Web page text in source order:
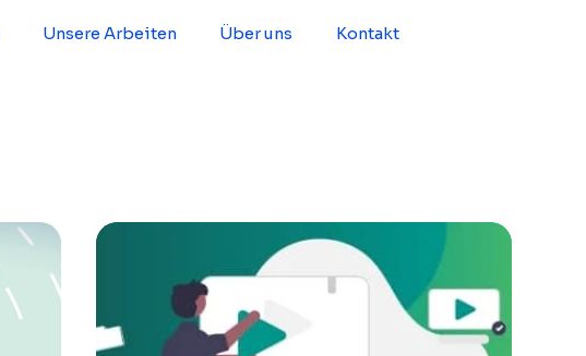
Unsere Arbeiten Über uns Kontakt